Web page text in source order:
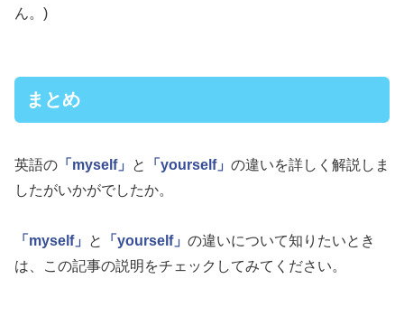
ん。)
まとめ
英語の 「myself」 と 「yourself」 の違いを詳しく解説しま
したがいかがでしたか。
「myself」 と 「yourself」 の違いについて知りたいとき
は、この記事の説明をチェックしてみてください。